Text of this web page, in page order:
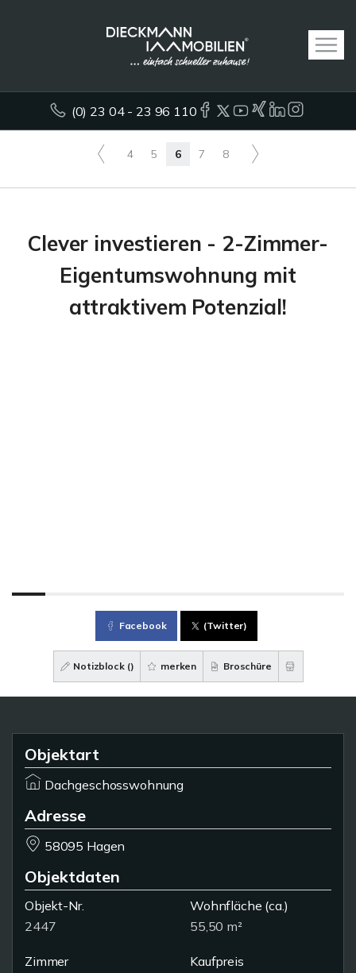
(0) 23 04 - 23 96 110
4 5 6 7 8
Clever investieren - 2-Zimmer-
Eigentumswohnung mit
attraktivem Potenzial!
Facebook (Twitter)
Notizblock () merken Broschüre
Objektart
Dachgeschosswohnung
Adresse
58095 Hagen
Objektdaten
Objekt-Nr.
2447
Wohnfläche (ca.)
55,50 m²
Zimmer
Kaufpreis